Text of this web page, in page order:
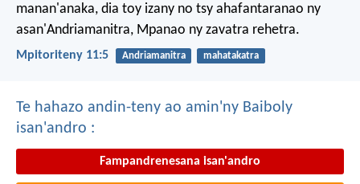
manan'anaka, dia toy izany no tsy ahafantaranao ny
asan'Andriamanitra, Mpanao ny zavatra rehetra.
Mpitoriteny 11:5 Andriamanitra mahatakatra
Te hahazo andin-teny ao amin'ny Baiboly
isan'andro :
Fampandrenesana isan'andro